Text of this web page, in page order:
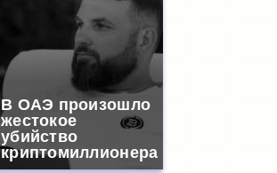
В ОАЭ произошло
жестокое
убийство
криптомиллионера